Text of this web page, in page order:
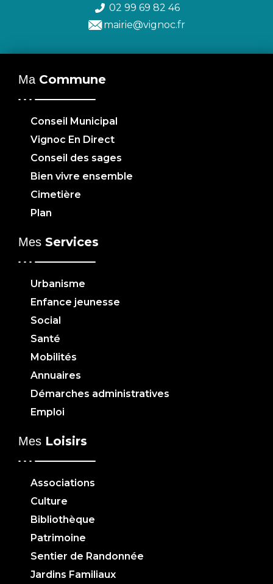
02 99 69 82 46
mairie@vignoc.fr
Ma Commune
Conseil Municipal
Vignoc En Direct
Conseil des sages
Bien vivre ensemble
Cimetière
Plan
Mes Services
Urbanisme
Enfance jeunesse
Social
Santé
Mobilités
Annuaires
Démarches administratives
Emploi
Mes Loisirs
Associations
Culture
Bibliothèque
Patrimoine
Sentier de Randonnée
Jardins Familiaux